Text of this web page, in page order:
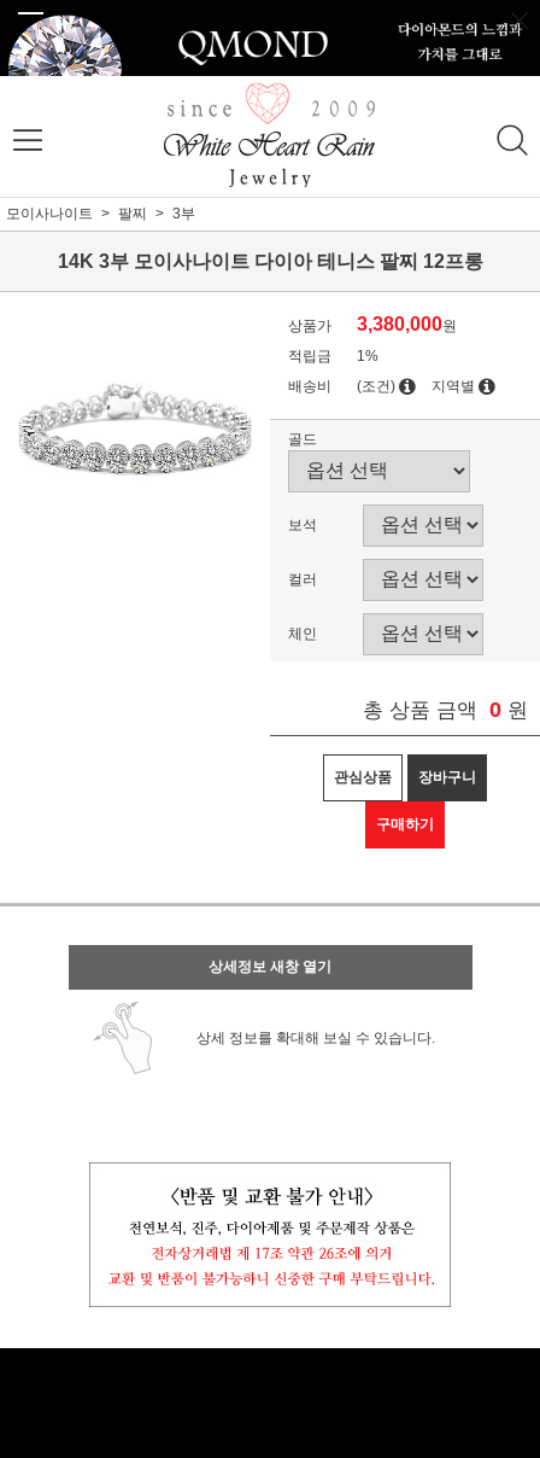
모이사나이트 팔찌 3부
14K 3부 모이사나이트 다이아 테니스 팔찌 12프롱
상품가 3,380,000원
적립금
1%
배송비
(조건) 지역별
골드
보석
컬러
체인
총 상품 금액 0 원
관심상품 장바구니
구매하기
상세정보 새창 열기
상세 정보를 확대해 보실 수 있습니다.